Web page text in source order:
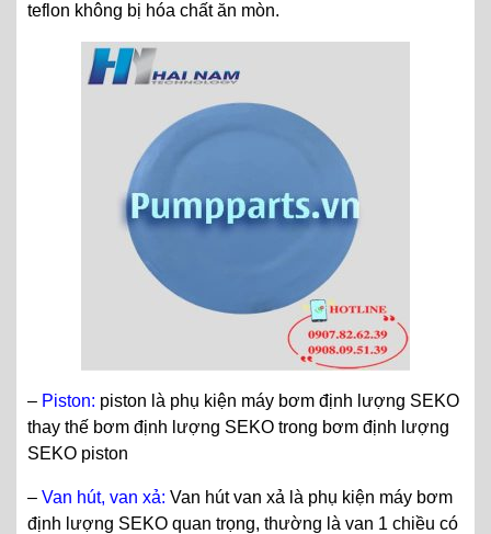
teflon không bị hóa chất ăn mòn.
– Piston: piston là phụ kiện máy bơm định lượng SEKO
thay thế bơm định lượng SEKO trong bơm định lượng
SEKO piston
– Van hút, van xả: Van hút van xả là phụ kiện máy bơm
định lượng SEKO quan trọng, thường là van 1 chiều có